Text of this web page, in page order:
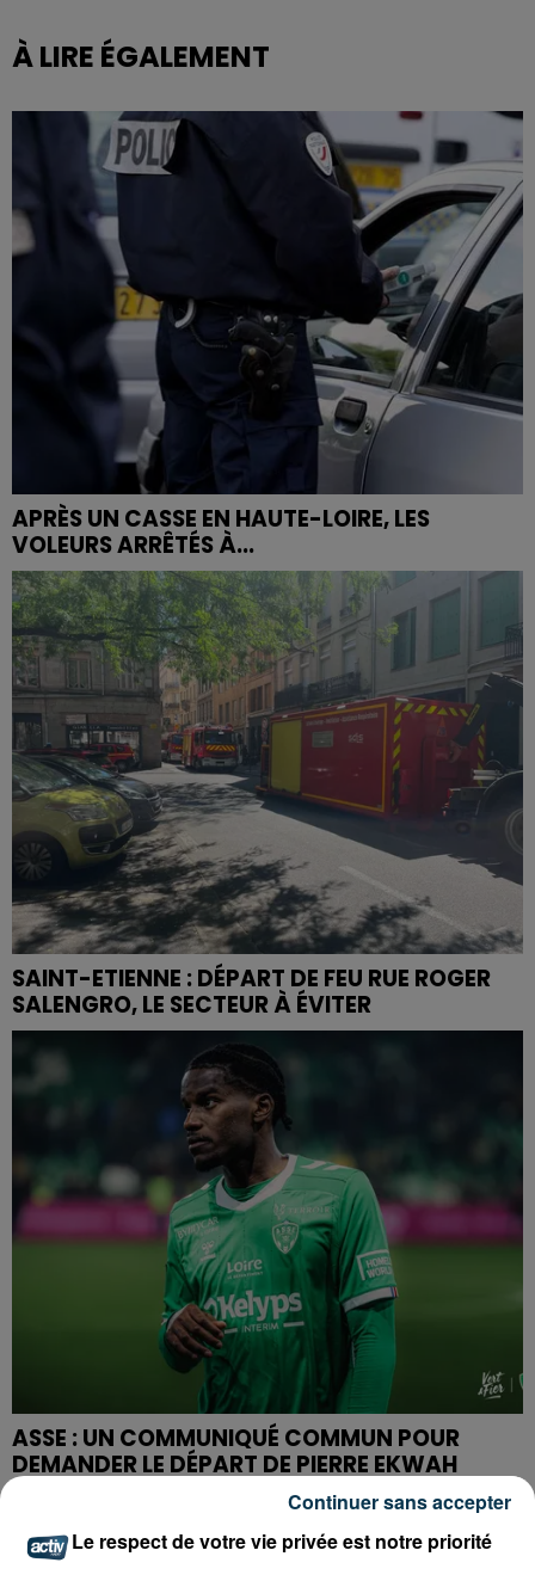
À LIRE ÉGALEMENT
APRÈS UN CASSE EN HAUTE-LOIRE, LES
VOLEURS ARRÊTÉS À...
SAINT-ETIENNE : DÉPART DE FEU RUE ROGER
SALENGRO, LE SECTEUR À ÉVITER
ASSE : UN COMMUNIQUÉ COMMUN POUR
DEMANDER LE DÉPART DE PIERRE EKWAH
Le respect de votre vie privée est notre priorité
Continuer sans accepter